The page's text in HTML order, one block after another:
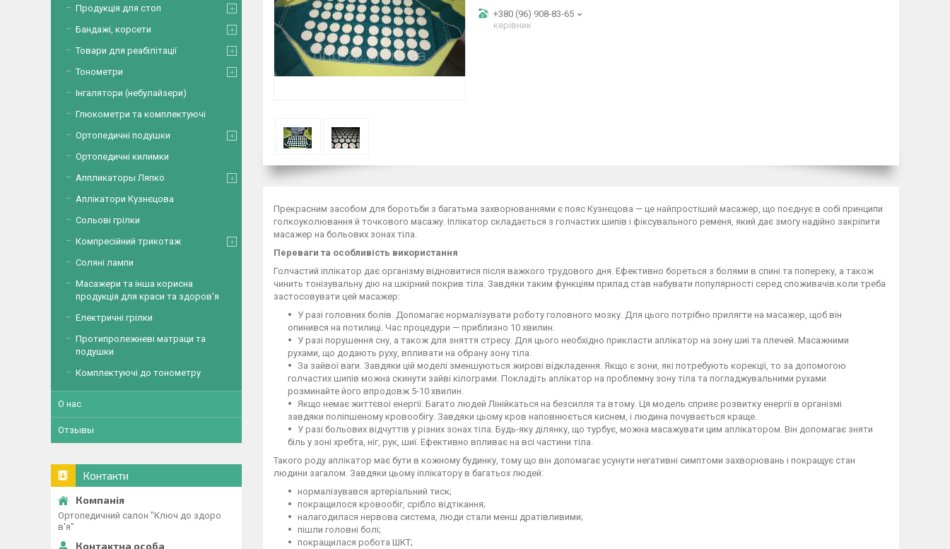
+380 (96) 908-83-65
керівник
Прекрасним засобом для боротьби з багатьма захворюваннями є пояс Кузнєцова — це найпростіший масажер, що поєднує в собі принципи
голкоуколювання й точкового масажу. Іплікатор складається з голчастих шипів і фіксувального ременя, який дає змогу надійно закріпити
масажер на больових зонах тіла.
Переваги та особливість використання
Голчастий іплікатор дає організму відновитися після важкого трудового дня. Ефективно бореться з болями в спині та попереку, а також
чинить тонізувальну дію на шкірний покрив тіла. Завдяки таким функціям прилад став набувати популярності серед споживачів.коли треба
застосовувати цей масажер:
У разі головних болів. Допомагає нормалізувати роботу головного мозку. Для цього потрібно прилягти на масажер, щоб він
опинився на потилиці. Час процедури — приблизно 10 хвилин.
У разі порушення сну, а також для зняття стресу. Для цього необхідно прикласти аплікатор на зону шиї та плечей. Масажними
рухами, що додають руху, впливати на обрану зону тіла.
За зайвої ваги. Завдяки цій моделі зменшуються жирові відкладення. Якщо є зони, які потребують корекції, то за допомогою
голчастих шипів можна скинути зайві кілограми. Покладіть аплікатор на проблемну зону тіла та погладжувальними рухами
розминайте його впродовж 5-10 хвилин.
Якщо немає життєвої енергії. Багато людей Лінійкаться на безсилля та втому. Ця модель сприяє розвитку енергії в організмі
завдяки поліпшеному кровообігу. Завдяки цьому кров наповнюється киснем, і людина почувається краще.
У разі больових відчуттів у різних зонах тіла. Будь-яку ділянку, що турбує, можна масажувати цим аплікатором. Він допомагає зняти
біль у зоні хребта, ніг, рук, шиї. Ефективно впливає на всі частини тіла.
Такого роду аплікатор має бути в кожному будинку, тому що він допомагає усунути негативні симптоми захворювань і покращує стан
людини загалом. Завдяки цьому іплікатору в багатьох людей:
нормалізувався артеріальний тиск;
покращилося кровообіг, срібло відтікання;
налагодилася нервова система, люди стали менш дратівливими;
пішли головні болі;
покращилася робота ШКТ;
Продукція для стоп
Бандажі, корсети
Товари для реабілітації
Тонометри
Інгалятори (небулайзери)
Глюкометри та комплектуючі
Ортопедичні подушки
Ортопедичні килимки
Аппликаторы Ляпко
Аплікатори Кузнєцова
Сольові грілки
Компресійний трикотаж
Соляні лампи
Масажери та інша корисна
продукція для краси та здоров'я
Електричні грілки
Протипролежневі матраци та
подушки
Комплектуючі до тонометру
О нас
Отзывы
Контакти
Ортопедичний салон "Ключ до здоро
в'я"